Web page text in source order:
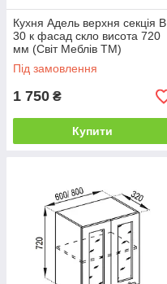
Кухня Адель верхня секція В
30 к фасад скло висота 720
мм (Світ Меблів ТМ)
Під замовлення
1 750 ₴
Купити